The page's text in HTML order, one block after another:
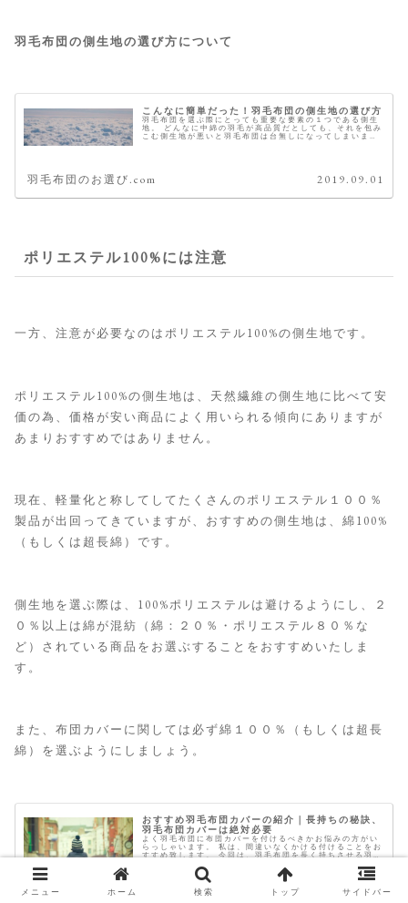
羽毛布団の側生地の選び方について
こんなに簡単だった！羽毛布団の側生地の選び方
羽毛布団を選ぶ際にとっても重要な要素の１つである側生
地。 どんなに中綿の羽毛が高品質だとしても、それを包み
こむ側生地が悪いと羽毛布団は台無しになってしまいま
羽毛布団のお選び.com 2019.09.01
ポリエステル100%には注意
一方、注意が必要なのはポリエステル100%の側生地です。
ポリエステル100%の側生地は、天然繊維の側生地に比べて安
価の為、価格が安い商品によく用いられる傾向にありますが
あまりおすすめではありません。
現在、軽量化と称してしてたくさんのポリエステル１００％
製品が出回ってきていますが、おすすめの側生地は、綿100%
（もしくは超長綿）です。
側生地を選ぶ際は、100%ポリエステルは避けるようにし、２
０％以上は綿が混紡（綿：２０％・ポリエステル８０％な
ど）されている商品をお選ぶすることをおすすめいたしま
す。
また、布団カバーに関しては必ず綿１００％（もしくは超長
綿）を選ぶようにしましょう。
おすすめ羽毛布団カバーの紹介｜長持ちの秘訣、
羽毛布団カバーは絶対必要
よく羽毛布団に布団カバーを付けるべきかお悩みの方がい
らっしゃいます。 私は、間違いなくかける付けることをお
すすめ致します。 今回は、羽毛布団を長く持ちさせる羽毛
100％ 繊細な肌触り 伝統...
メニュー ホーム 検索 トップ サイドバー